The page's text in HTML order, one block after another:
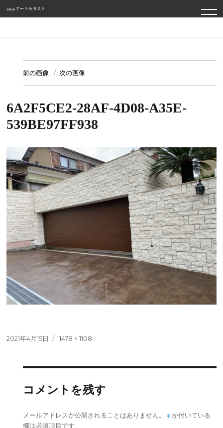
前の画像 次の画像
6A2F5CE2-28AF-4D08-A35E-
539BE97FF938
投
2021年4月15日
フ
イ
1478 × 1108
コメントを残す
メールアドレスが公開されることはありません。 ※が付いている
欄は必須項目です